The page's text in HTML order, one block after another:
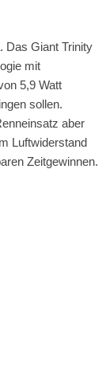
Das Giant Trinity
mit
5,9 Watt
sollen.
aber
Luftwiderstand
Zeitgewinnen.